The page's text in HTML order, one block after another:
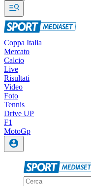
Coppa Italia
Mercato
Calcio
Live
Risultati
Video
Foto
Tennis
Drive UP
F1
MotoGp